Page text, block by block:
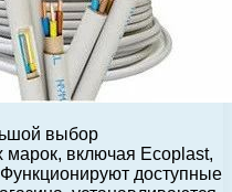
выбор
марок, включая Ecoplast,
доступные